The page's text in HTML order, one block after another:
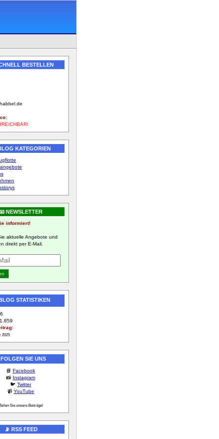
BESTELLEN
KATEGORIEN
NEWSLETTER
informiert!
aktuelle Angebote und
direkt per E-Mail.
STATISTIKEN
6
2025
FOLGEN SIE UNS
📘 Facebook
📸 Instagram
🐦 Twitter
📹 YouTube
Sie unsere Beiträge!
📡 RSS FEED